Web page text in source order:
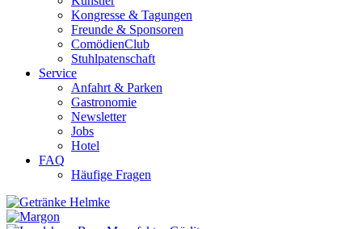
Kongresse & Tagungen
Freunde & Sponsoren
ComödienClub
Stuhlpatenschaft
Service
Anfahrt & Parken
Gastronomie
Newsletter
Jobs
Hotel
FAQ
Häufige Fragen